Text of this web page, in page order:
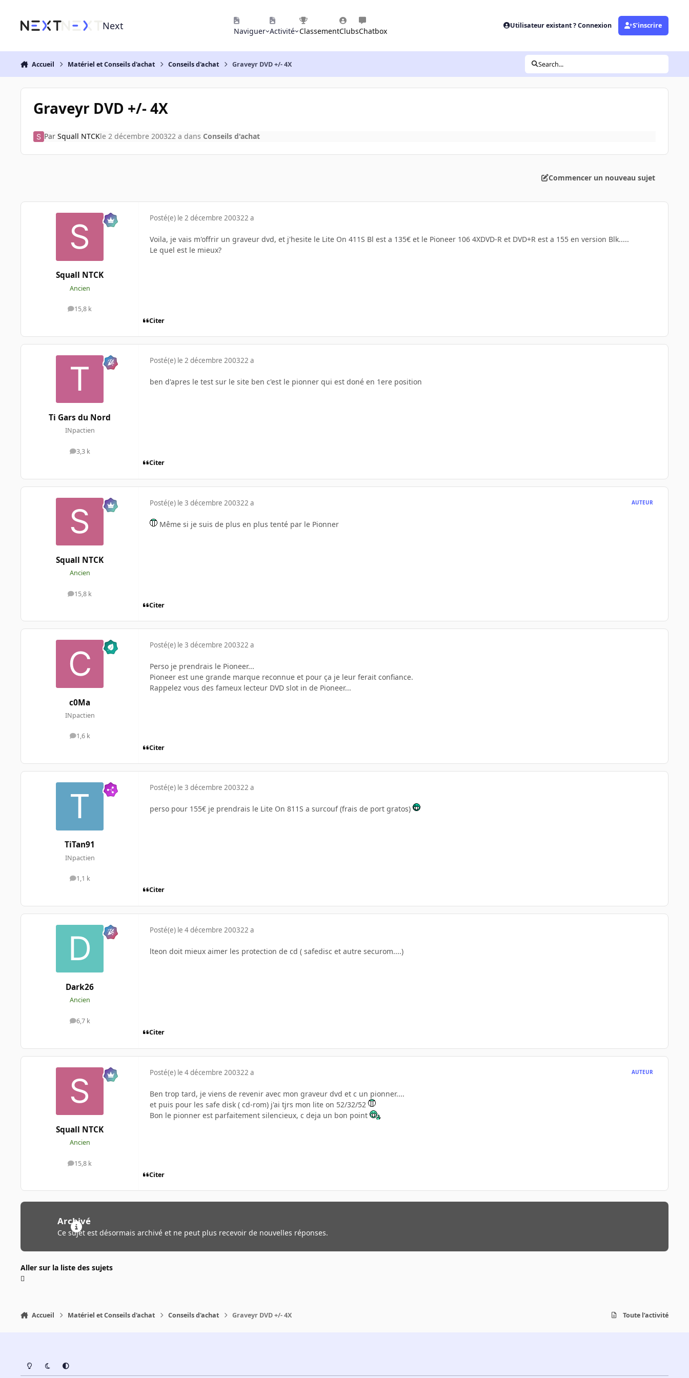
Next Naviguer Activité ClassementClubsChatbox
Utilisateur existant ? Connexion S’inscrire
Accueil Matériel et Conseils d'achat Conseils d'achat Graveyr DVD +/- 4X Search...
Graveyr DVD +/- 4X
Par Squall NTCKle 2 décembre 200322 a dans Conseils d'achat
Commencer un nouveau sujet
Squall NTCK
Ancien
15,8 k
messages
Posté(e) le 2 décembre 200322 a
Voila, je vais m'offrir un graveur dvd, et j'hesite le Lite On 411S Bl est a 135€ et le Pioneer 106 4XDVD-R et DVD+R est a 155 en version Blk.....
Le quel est le mieux?
Citer
Ti Gars du Nord
INpactien
3,3 k
messages
Posté(e) le 2 décembre 200322 a
ben d'apres le test sur le site ben c'est le pionner qui est doné en 1ere position
Citer
Squall NTCK
Ancien
15,8 k
messages
Posté(e) le 3 décembre 200322 a AUTEUR
Même si je suis de plus en plus tenté par le Pionner
Citer
c0Ma
INpactien
1,6 k
messages
Posté(e) le 3 décembre 200322 a
Perso je prendrais le Pioneer...
Pioneer est une grande marque reconnue et pour ça je leur ferait confiance.
Rappelez vous des fameux lecteur DVD slot in de Pioneer...
Citer
TiTan91
INpactien
1,1 k
messages
Posté(e) le 3 décembre 200322 a
perso pour 155€ je prendrais le Lite On 811S a surcouf (frais de port gratos)
Citer
Dark26
Ancien
6,7 k
messages
Posté(e) le 4 décembre 200322 a
lteon doit mieux aimer les protection de cd ( safedisc et autre securom....)
Citer
Squall NTCK
Ancien
15,8 k
messages
Posté(e) le 4 décembre 200322 a AUTEUR
Ben trop tard, je viens de revenir avec mon graveur dvd et c un pionner....
et puis pour les safe disk ( cd-rom) j'ai tjrs mon lite on 52/32/52
Bon le pionner est parfaitement silencieux, c deja un bon point
Citer
Archivé
Ce sujet est désormais archivé et ne peut plus recevoir de nouvelles réponses.
Aller sur la liste des sujets
Accueil Matériel et Conseils d'achat Conseils d'achat Graveyr DVD +/- 4X Toute l’activité
Light ModeDark ModeSystem Preference